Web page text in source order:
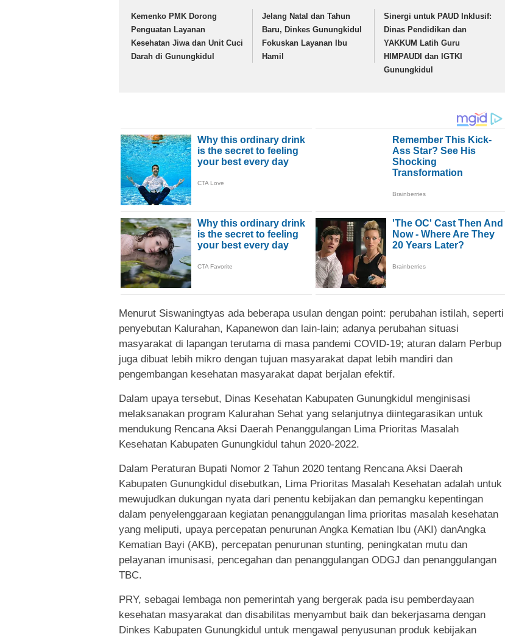
Kemenko PMK Dorong
Penguatan Layanan
Kesehatan Jiwa dan Unit Cuci
Darah di Gunungkidul
Jelang Natal dan Tahun
Baru, Dinkes Gunungkidul
Fokuskan Layanan Ibu
Hamil
Sinergi untuk PAUD Inklusif:
Dinas Pendidikan dan
YAKKUM Latih Guru
HIMPAUDI dan IGTKI
Gunungkidul
Menurut Siswaningtyas ada beberapa usulan dengan point: perubahan istilah, seperti
penyebutan Kalurahan, Kapanewon dan lain-lain; adanya perubahan situasi
masyarakat di lapangan terutama di masa pandemi COVID-19; aturan dalam Perbup
juga dibuat lebih mikro dengan tujuan masyarakat dapat lebih mandiri dan
pengembangan kesehatan masyarakat dapat berjalan efektif.
Dalam upaya tersebut, Dinas Kesehatan Kabupaten Gunungkidul menginisasi
melaksanakan program Kalurahan Sehat yang selanjutnya diintegarasikan untuk
mendukung Rencana Aksi Daerah Penanggulangan Lima Prioritas Masalah
Kesehatan Kabupaten Gunungkidul tahun 2020-2022.
Dalam Peraturan Bupati Nomor 2 Tahun 2020 tentang Rencana Aksi Daerah
Kabupaten Gunungkidul disebutkan, Lima Prioritas Masalah Kesehatan adalah untuk
mewujudkan dukungan nyata dari penentu kebijakan dan pemangku kepentingan
dalam penyelenggaraan kegiatan penanggulangan lima prioritas masalah kesehatan
yang meliputi, upaya percepatan penurunan Angka Kematian Ibu (AKI) danAngka
Kematian Bayi (AKB), percepatan penurunan stunting, peningkatan mutu dan
pelayanan imunisasi, pencegahan dan penanggulangan ODGJ dan penanggulangan
TBC.
PRY, sebagai lembaga non pemerintah yang bergerak pada isu pemberdayaan
kesehatan masyarakat dan disabilitas menyambut baik dan bekerjasama dengan
Dinkes Kabupaten Gunungkidul untuk mengawal penyusunan produk kebijakan